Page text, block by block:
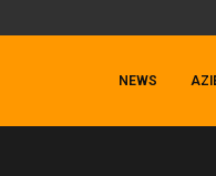
DELLA LAGUNA...
NEWS